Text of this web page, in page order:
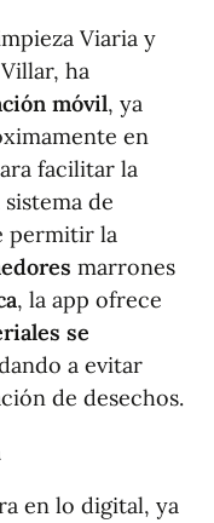
Viaria y
ha
móvil, ya
en
facilitar la
de
permitir la
marrones
, la app ofrece
se
a evitar
de desechos.
en lo digital, ya